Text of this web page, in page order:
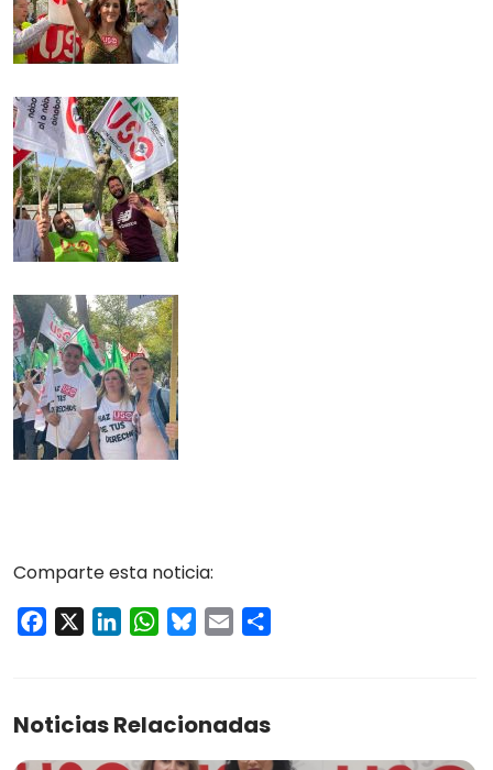
Comparte esta noticia:
Facebook LinkedInWhatsApp
Bluesky
Email
Noticias Relacionadas